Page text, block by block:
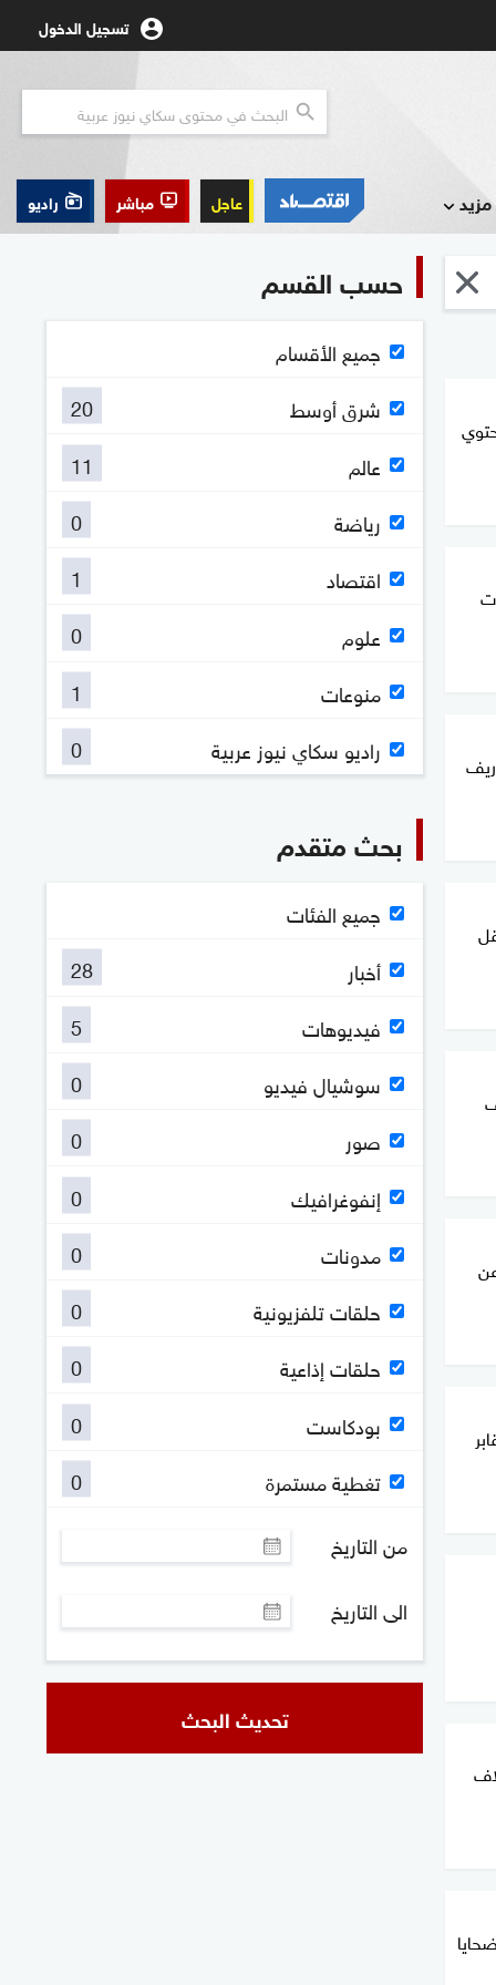
تسجيل الدخول
مزيد عاجل مباشر راديو
حسب القسم
جميع الأقسام
شرق أوسط
20
عالم
11
رياضة
0
اقتصاد
1
علوم
0
منوعات
1
راديو سكاي نيوز عربية
0
بحث متقدم
جميع الفئات
أخبار
28
فيديوهات
5
سوشيال فيديو
0
صور
0
إنفوغرافيك
0
مدونات
0
حلقات تلفزيونية
0
حلقات إذاعية
0
بودكاست
0
تغطية مستمرة
0
من التاريخ
الى التاريخ
تحديث البحث